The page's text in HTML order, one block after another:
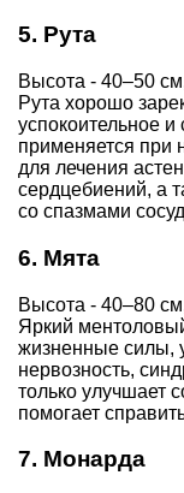
5. Рута
Высота - 40–50
Рута хорошо
успокоительное и
применяется при
для лечения
сердцебиений, а
со спазмами
6. Мята
Высота - 40–80
Яркий
жизненные силы,
нервозность,
только улучшает
помогает
7. Монарда